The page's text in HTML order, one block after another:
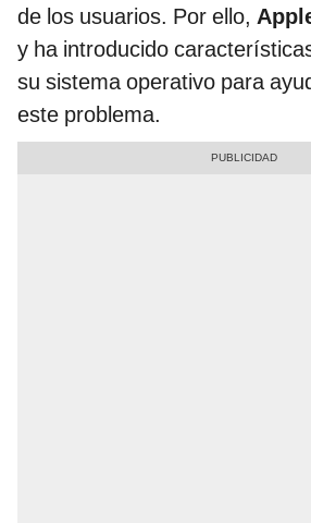
de los usuarios. Por ello,
y ha introducido
su sistema operativo para
este problema.